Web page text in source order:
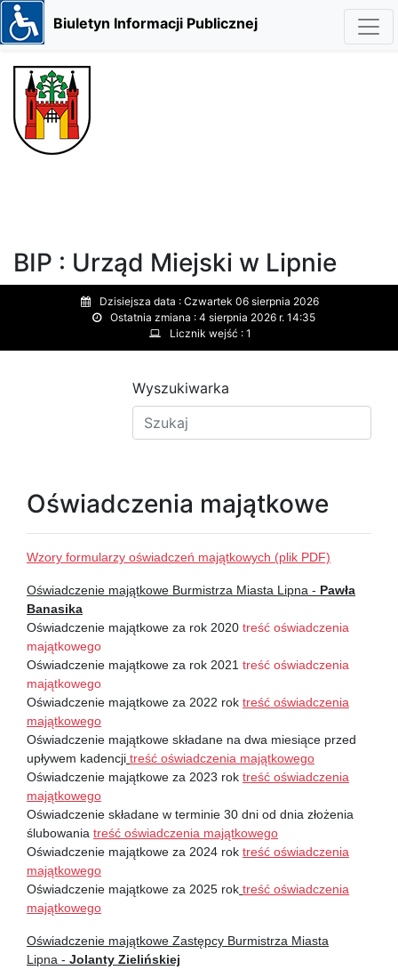
Biuletyn Informacji Publicznej
BIP : Urząd Miejski w Lipnie
Dzisiejsza data : Czwartek 06 sierpnia 2026
Ostatnia zmiana : 4 sierpnia 2026 r. 14:35
Licznik wejść : 1
Wyszukiwarka
Oświadczenia majątkowe
Wzory formularzy oświadczeń majątkowych (plik PDF)
Oświadczenie majątkowe Burmistrza Miasta Lipna - Pawła
Banasika
Oświadczenie majątkowe za rok 2020 treść oświadczenia
majątkowego
Oświadczenie majątkowe za rok 2021 treść oświadczenia
majątkowego
Oświadczenie majątkowe za 2022 rok treść oświadczenia
majątkowego
Oświadczenie majątkowe składane na dwa miesiące przed
upływem kadencji treść oświadczenia majątkowego
Oświadczenie majątkowe za 2023 rok treść oświadczenia
majątkowego
Oświadczenie składane w terminie 30 dni od dnia złożenia
ślubowania treść oświadczenia majątkowego
Oświadczenie majątkowe za 2024 rok treść oświadczenia
majątkowego
Oświadczenie majątkowe za 2025 rok treść oświadczenia
majątkowego
Oświadczenie majątkowe Zastępcy Burmistrza Miasta
Lipna - Jolanty Zielińskiej